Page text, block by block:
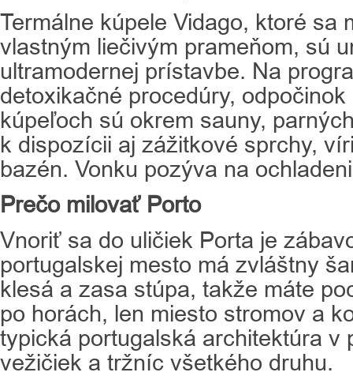
Termálne kúpele Vidago, ktoré sa
vlastným liečivým prameňom, sú
ultramodernej prístavbe. Na
detoxikačné procedúry,
kúpeľoch sú okrem sauny,
k dispozícii aj zážitkové sprchy,
bazén. Vonku pozýva na
Prečo milovať Porto
Vnoriť sa do uličiek Porta je
portugalskej mesto má zvláštny
klesá a zasa stúpa, takže máte
po horách, len miesto stromov a
typická portugalská architektúra v
vežičiek a tržníc všetkého druhu.